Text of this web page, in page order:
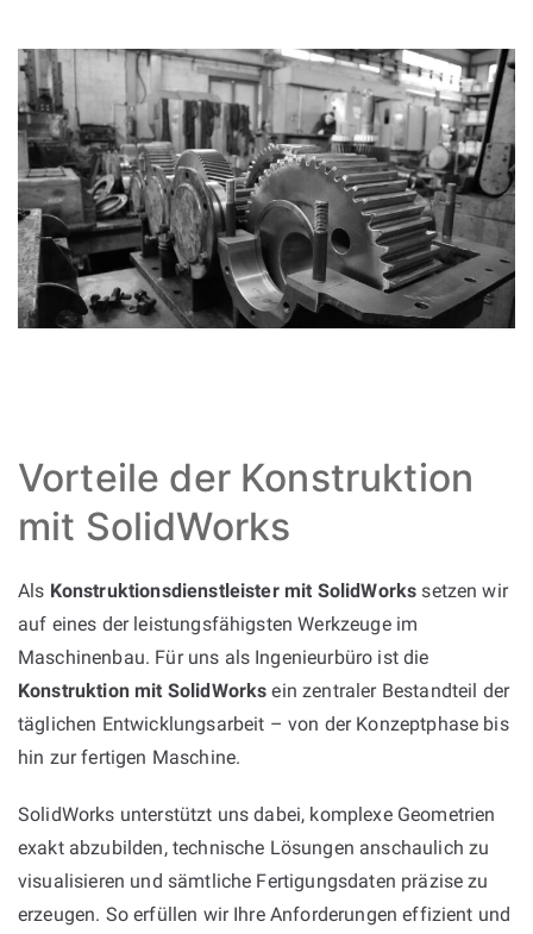
Vorteile der Konstruktion
mit SolidWorks
Als Konstruktionsdienstleister mit SolidWorks setzen wir
auf eines der leistungsfähigsten Werkzeuge im
Maschinenbau. Für uns als Ingenieurbüro ist die
Konstruktion mit SolidWorks ein zentraler Bestandteil der
täglichen Entwicklungsarbeit – von der Konzeptphase bis
hin zur fertigen Maschine.
SolidWorks unterstützt uns dabei, komplexe Geometrien
exakt abzubilden, technische Lösungen anschaulich zu
visualisieren und sämtliche Fertigungsdaten präzise zu
erzeugen. So erfüllen wir Ihre Anforderungen effizient und